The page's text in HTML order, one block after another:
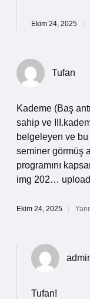
Ekim 24, 2025
Tufan
Kademe (Baş
sahip ve
belgeleyen ve
seminer görmüş
programını
img 202…
Ekim 24, 2025
Tufan!